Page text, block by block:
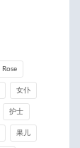
Rose
女仆
护士
果儿